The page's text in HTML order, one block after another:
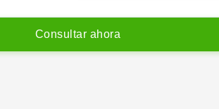
Consu tar ahora